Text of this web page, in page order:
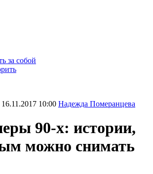
за собой
16.11.2017 10:00 Надежда Померанцева
90-х: истории,
можно снимать